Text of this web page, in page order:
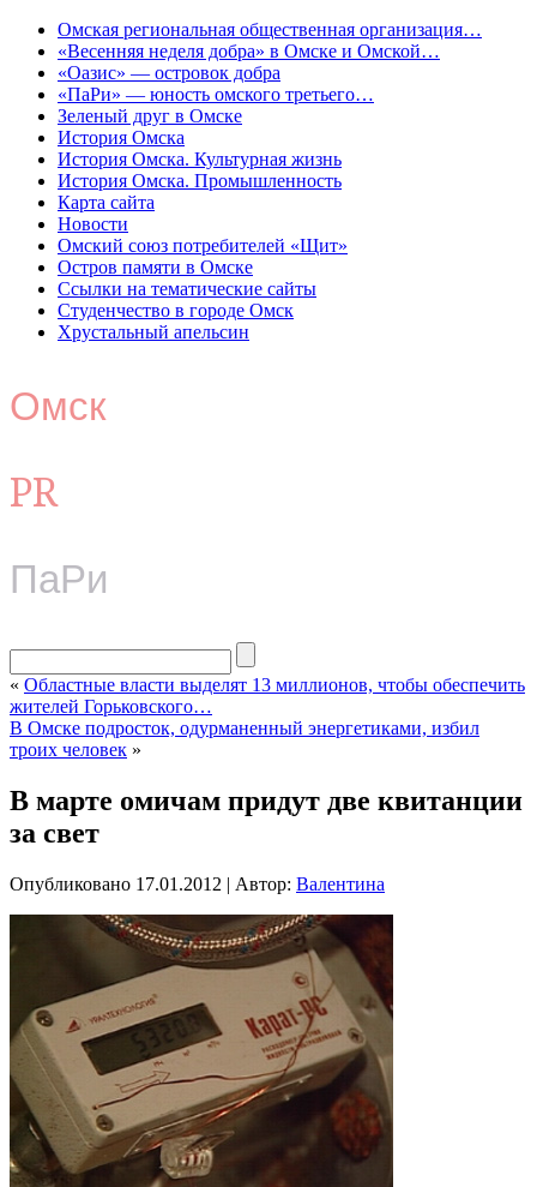
Омская региональная общественная организация…
«Весенняя неделя добра» в Омске и Омской…
«Оазис» — островок добра
«ПаРи» — юность омского третьего…
Зеленый друг в Омске
История Омска
История Омска. Культурная жизнь
История Омска. Промышленность
Карта сайта
Новости
Омский союз потребителей «Щит»
Остров памяти в Омске
Ссылки на тематические сайты
Студенчество в городе Омск
Хрустальный апельсин
Омск
PR
ПаРи
« Областные власти выделят 13 миллионов, чтобы обеспечить
жителей Горьковского…
В Омске подросток, одурманенный энергетиками, избил
троих человек »
В марте омичам придут две квитанции
за свет
Опубликовано 17.01.2012 | Автор: Валентина